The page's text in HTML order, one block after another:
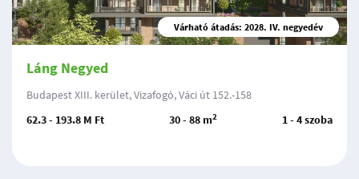
Várható átadás: 2028. IV. negyedév
Láng Negyed
Budapest XIII. kerület, Vizafogó, Váci út 152.-158
62.3 - 193.8 M Ft
30 - 88 m2 1 - 4 szoba